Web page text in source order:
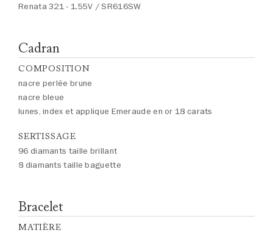
Renata 321 - 1.55V / SR616SW
Cadran
COMPOSITION
nacre perlée brune
nacre bleue
lunes, index et applique Emeraude en or 18 carats
SERTISSAGE
96 diamants taille brillant
8 diamants taille baguette
Bracelet
MATIÈRE